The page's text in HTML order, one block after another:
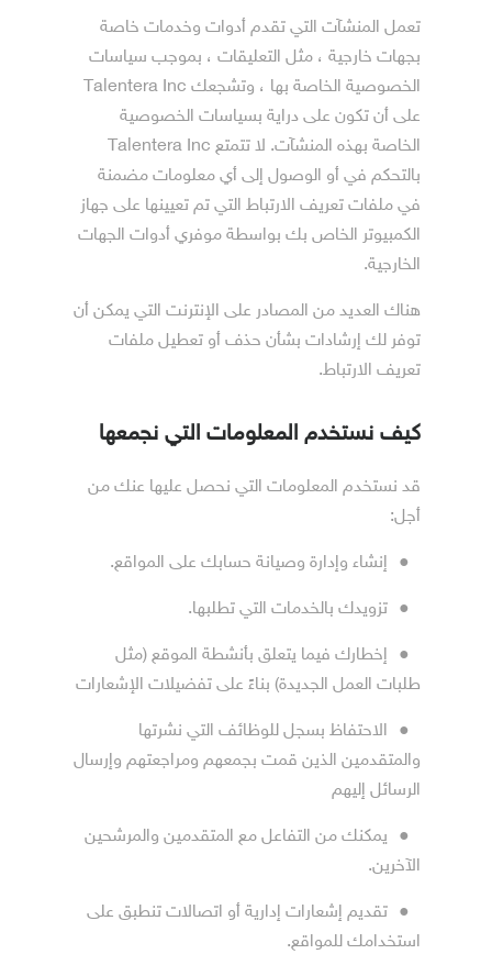
تعمل المنشآت‎ التي تقدم أدوات وخدمات خاصة
بجهات خارجية ، مثل التعليقات ، بموجب سياسات
الخصوصية الخاصة بها ، وتشجعك Talentera Inc
على أن تكون على دراية بسياسات الخصوصية
الخاصة بهذه المنشآت‎. لا تتمتع Talentera Inc
بالتحكم في أو الوصول إلى أي معلومات مضمنة
في ملفات تعريف الارتباط التي تم تعيينها على جهاز
الكمبيوتر الخاص بك بواسطة موفري أدوات الجهات
الخارجية.
هناك العديد من المصادر على الإنترنت التي يمكن أن
توفر لك إرشادات بشأن حذف أو تعطيل ملفات
تعريف الارتباط.
كيف نستخدم المعلومات التي نجمعها
قد نستخدم المعلومات التي نحصل عليها عنك من
أجل:
● إنشاء وإدارة وصيانة حسابك على المواقع.
● تزويدك بالخدمات التي تطلبها.
●
إخطارك فيما يتعلق بأنشطة الموقع (مثل
طلبات العمل الجديدة) بناءً على تفضيلات الإشعارات
●
الاحتفاظ بسجل للوظائف التي نشرتها
والمتقدمين الذين قمت بجمعهم ومراجعتهم وإرسال
الرسائل إليهم
● يمكنك من التفاعل مع المتقدمين والمرشحين
الآخرين.
● تقديم إشعارات إدارية أو اتصالات تنطبق على
استخدامك للمواقع.